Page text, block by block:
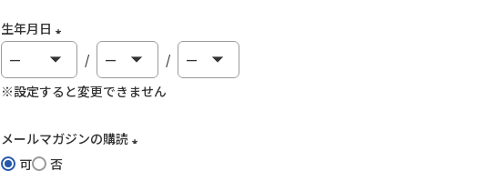
生年月日
(必
須)
※設定すると変更できません
メールマガジンの購読
可
否